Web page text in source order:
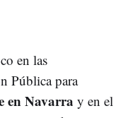
en las
Pública para
en Navarra y en el